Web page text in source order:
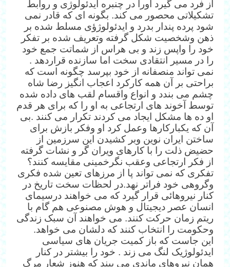
از فرد می گیرد اورا در چنبره ایدئولوژی و روابط
تشکیلاتی محصور می کند. بگونه ای که قادر نمی
شود پرده پندار بدرد و ایدئولوژؤی مسلط شده بر
ذهن وشخصیت شکل گرفته وتعریف شده بر تفکر
خود را واپس زند و بی هراس از شماتت جمع خود
را در مسیر انتقادی سخت اما سازنده قراردهد .
نمی تواند منصفانه از خود بپرسد چگونه است که
براحتی بر آن همه کارکرد اعجاب انگیز رضا شاه
چشم می بندد و انواع واقسام لقب های داده شده
توسط آخوند های ارتجاعی به او را که برای هر قدم
او ده ها مشکل ایجاد می کردند تکرار می کنند .بی
آن که یکبارکارها وعمل کرد او وفکر بازش برای
ساختن ایران نوین وبر کشیدن این سرزمین از
حضیض ذلت را با کارهای ویران گر و نشات گرفته
از فکر ارتجاعی وعقب نگرخمینی مقایسه کنند؟
تفکری که نمی تواند پا از مرزهای تعین شده فکری
وگروهی خود فراتر نهد.در لحظات سخت تاریخ در
کنار نیروهائی قرار گیرد که می خواهند درسیمای
انسان عصر دیجیتال و هوش مصنوعی هم گام با
ریتم زمان حرکت کنند. می خواهند آن سبک زندگی
وحکومت را انتخاب کنند که دلشان می خواهد.
این جاست که باز کمیت جریان های سیاسی
ایدئولوژیک لنگ می زند . خود را بیشتر در کنار
همان نیروهای ماندی می بیند که هنوز شعار مرگ